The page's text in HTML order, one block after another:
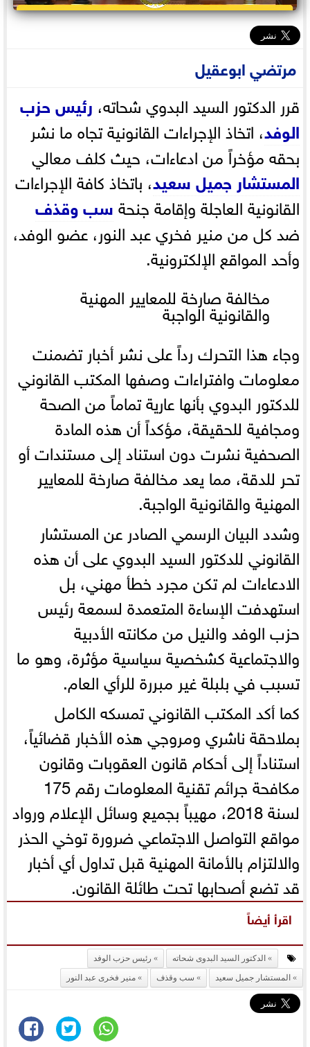
مرتضي ابوعقيل
قرر الدكتور السيد البدوي شحاته، رئيس حزب
الوفد، اتخاذ الإجراءات القانونية تجاه ما نشر
بحقه مؤخراً من ادعاءات، حيث كلف معالي
المستشار جميل سعيد، باتخاذ كافة الإجراءات
القانونية العاجلة وإقامة جنحةسب وقذف
ضد كل من منير فخري عبد النور، عضو الوفد،
وأحد المواقع الإلكترونية.
مخالفة صارخة للمعايير المهنية
والقانونية الواجبة
وجاء هذا التحرك رداً على نشر أخبار تضمنت
معلومات وافتراءات وصفها المكتب القانوني
للدكتور البدوي بأنها عارية تماماً من الصحة
ومجافية للحقيقة، مؤكداً أن هذه المادة
الصحفية نشرت دون استناد إلى مستندات أو
تحر للدقة، مما يعد مخالفة صارخة للمعايير
المهنية والقانونية الواجبة.
وشدد البيان الرسمي الصادر عن المستشار
القانوني للدكتور السيد البدوي على أن هذه
الادعاءات لم تكن مجرد خطأ مهني، بل
استهدفت الإساءة المتعمدة لسمعة رئيس
حزب الوفد والنيل من مكانته الأدبية
والاجتماعية كشخصية سياسية مؤثرة، وهو ما
تسبب في بلبلة غير مبررة للرأي العام.
كما أكد المكتب القانوني تمسكه الكامل
بملاحقة ناشري ومروجي هذه الأخبار قضائياً،
استناداً إلى أحكام قانون العقوبات وقانون
مكافحة جرائم تقنية المعلومات رقم 175
لسنة 2018، مهيباً بجميع وسائل الإعلام ورواد
مواقع التواصل الاجتماعي ضرورة توخي الحذر
والالتزام بالأمانة المهنية قبل تداول أي أخبار
قد تضع أصحابها تحت طائلة القانون.
اقرأ أيضاً
الدكتور السيد البدوى شحاته
رئيس حزب الوفد
المستشار جميل سعيد
سب وقذف منير فخرى عبد النور